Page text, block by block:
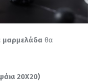
μαρμελάδα θα
20Χ20)